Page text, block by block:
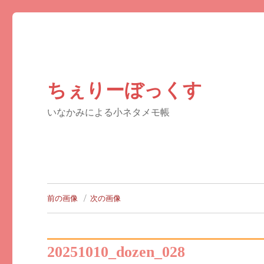
ちぇりーぼっくす
いなかみによる小ネタメモ帳
前の画像 次の画像
20251010_dozen_028